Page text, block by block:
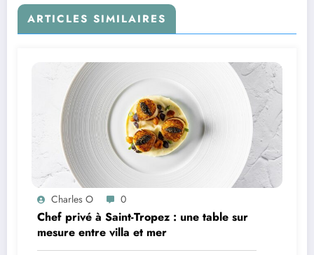
ARTICLES SIMILAIRES
Charles O 0
Chef privé à Saint-Tropez : une table sur
mesure entre villa et mer